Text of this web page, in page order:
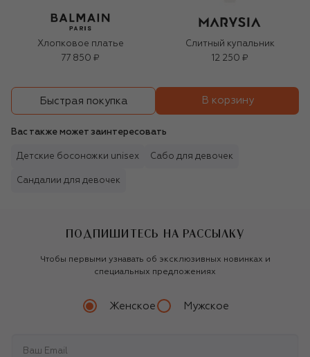
Хлопковое платье
77 850 ₽
Слитный купальник
12 250 ₽
Быстрая покупка В корзину
Вас также может заинтересовать
Детские босоножки unisex Сабо для девочек
Сандалии для девочек
ПОДПИШИТЕСЬ НА РАССЫЛКУ
Чтобы первыми узнавать об эксклюзивных новинках и
специальных предложениях
Женское Мужское